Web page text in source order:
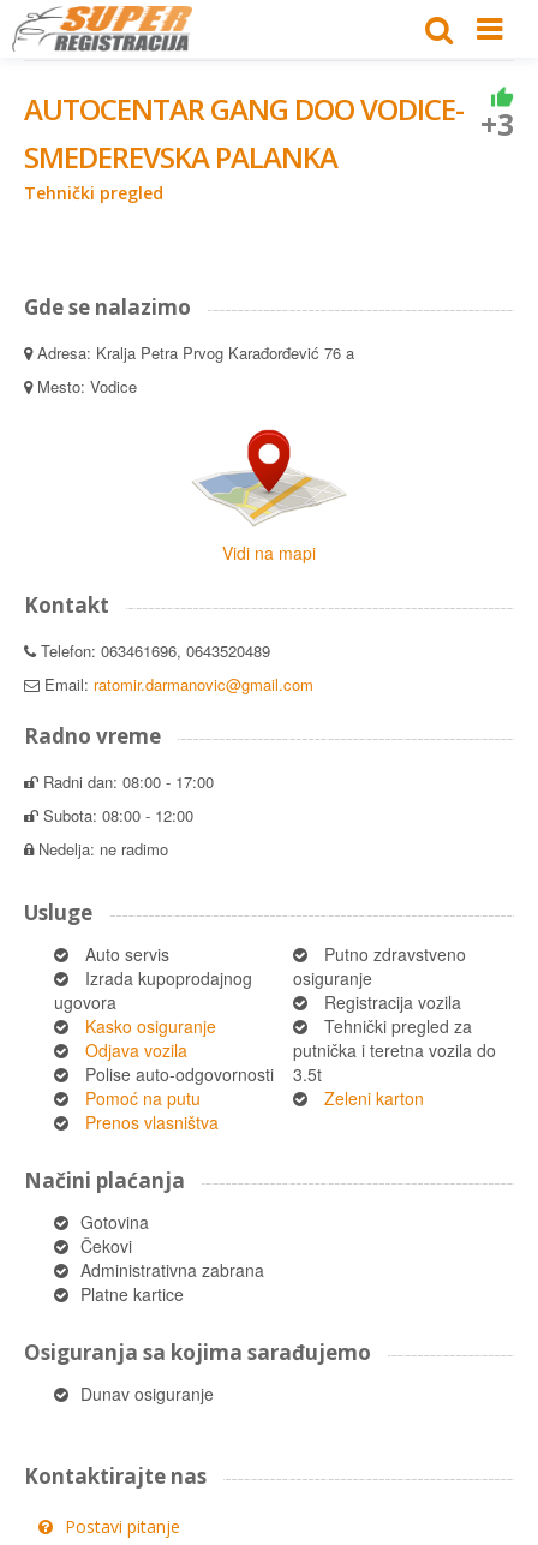
AUTOCENTAR GANG DOO VODICE-
SMEDEREVSKA PALANKA
Tehnički pregled
+3
Gde se nalazimo
Adresa: Kralja Petra Prvog Karađorđević 76 a
Mesto: Vodice
Vidi na mapi
Kontakt
Telefon: 063461696, 0643520489
Email: ratomir.darmanovic@gmail.com
Radno vreme
Radni dan: 08:00 - 17:00
Subota: 08:00 - 12:00
Nedelja: ne radimo
Usluge
Auto servis
Izrada kupoprodajnog
ugovora
Kasko osiguranje
Odjava vozila
Polise auto-odgovornosti
Pomoć na putu
Prenos vlasništva
Putno zdravstveno
osiguranje
Registracija vozila
Tehnički pregled za
putnička i teretna vozila do
3.5t
Zeleni karton
Načini plaćanja
Gotovina
Čekovi
Administrativna zabrana
Platne kartice
Osiguranja sa kojima sarađujemo
Dunav osiguranje
Kontaktirajte nas
Postavi pitanje